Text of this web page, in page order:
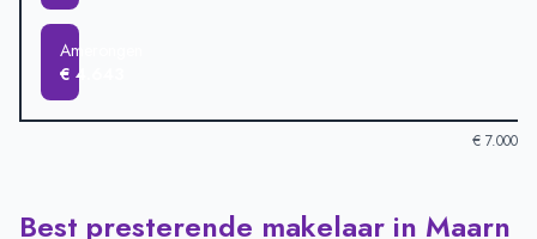
Amerongen
€ 4.643
€ 7.000
Verkoopprijzen in andere plaatsen per m2-Afgelopen 3
Best presterende makelaar in Maarn